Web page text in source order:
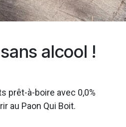
alcool !
prêt-à-boire avec 0,0%
au Paon Qui Boit.